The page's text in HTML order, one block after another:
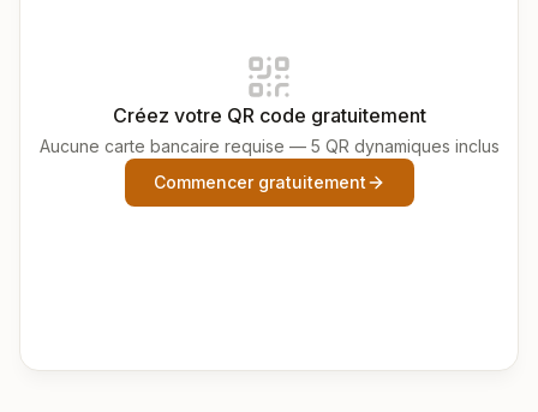
Créez votre QR code gratuitement
Aucune carte bancaire requise — 5 QR dynamiques inclus
Commencer gratuitement